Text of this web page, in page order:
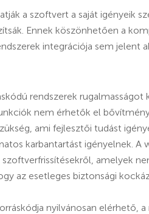
a szoftvert a saját igényeik
Ennek köszönhetően a
integrációja sem jelent
rendszerek rugalmasságot
nem érhetők el
ami fejlesztői tudást
karbantartást igényelnek. A
amelyek
az esetleges biztonsági
nyilvánosan elérhető, a